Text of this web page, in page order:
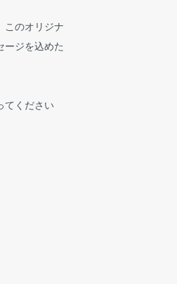
このオリジナ
ージを込めた
てください